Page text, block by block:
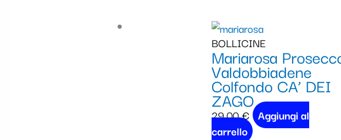
BOLLICINE
Mariarosa
Valdobbiadene
Colfondo CA’ DEI
ZAGO
29,00€ Aggiungi al
carrello